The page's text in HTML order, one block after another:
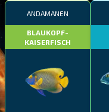
ANDAMANEN
BLAUKOPF-
KAISERFISCH